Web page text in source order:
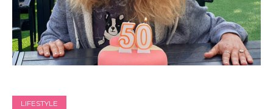
LIFESTYLE